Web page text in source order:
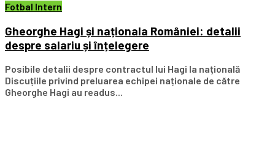
Fotbal Intern
Gheorghe Hagi și naționala României: detalii
despre salariu și înțelegere
Posibile detalii despre contractul lui Hagi la națională
Discuțiile privind preluarea echipei naționale de către
Gheorghe Hagi au readus...